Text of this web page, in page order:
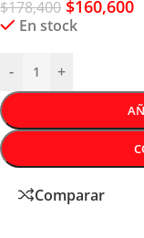
$178,400 $160,600
En stock
- +
Comparar